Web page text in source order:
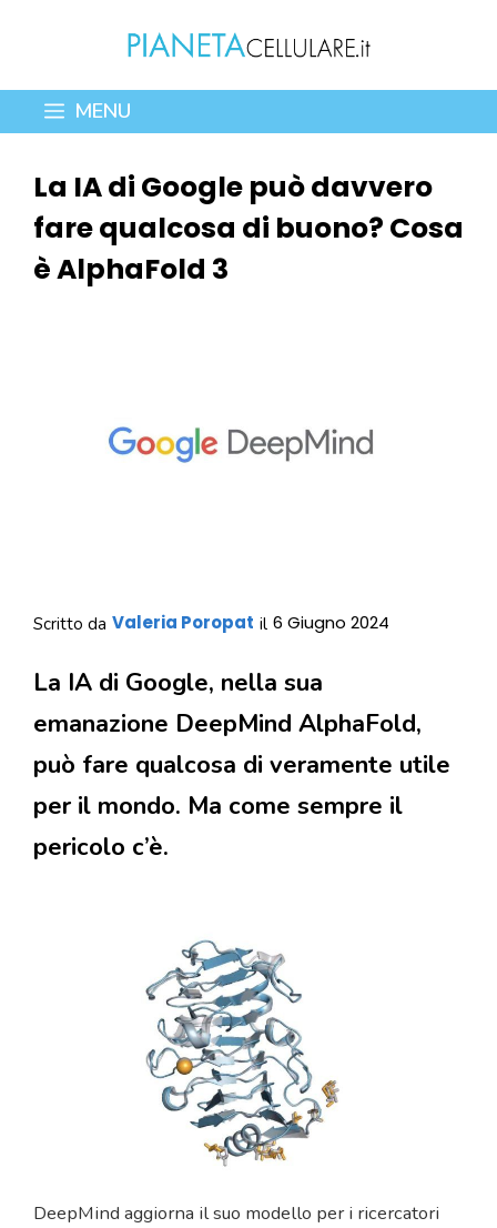
contenuto
MENU
La IA di Google può davvero
fare qualcosa di buono? Cosa
è AlphaFold 3
Scritto da Valeria Poropat il 6 Giugno 2024
La IA di Google, nella sua
emanazione DeepMind AlphaFold,
può fare qualcosa di veramente utile
per il mondo. Ma come sempre il
pericolo c’è.
DeepMind aggiorna il suo modello per i ricercatori